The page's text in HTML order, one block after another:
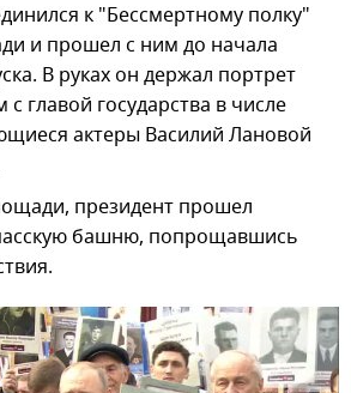
к "Бессмертному полку"
и прошел с ним до начала
В руках он держал портрет
главой государства в числе
актеры Василий Лановой
президент прошел
башню, попрощавшись